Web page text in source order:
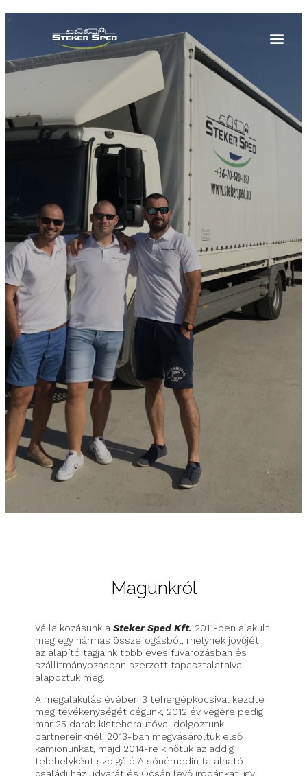
Magunkról
Vállalkozásunk aSteker Sped Kft. 2011-ben alakult
meg egy hármas összefogásból, melynek jövőjét
az alapító tagjaink több éves fuvarozásban és
szállítmányozásban szerzett tapasztalataival
alapoztuk meg.
A megalakulás évében 3 tehergépkocsival kezdte
meg tevékenységét cégünk, 2012 év végére pedig
már 25 darab kisteherautóval dolgoztunk
partnereinknél. 2013-ban megvásároltuk első
kamionunkat, majd 2014-re kinőtük az addig
telehelyként szolgáló Alsónémedin található
családi ház udvarát és Ócsán lévő irodánkat, így